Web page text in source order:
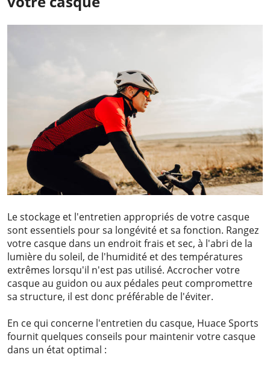
Le stockage et l'entretien appropriés de votre casque
sont essentiels pour sa longévité et sa fonction. Rangez
votre casque dans un endroit frais et sec, à l'abri de la
lumière du soleil, de l'humidité et des températures
extrêmes lorsqu'il n'est pas utilisé. Accrocher votre
casque au guidon ou aux pédales peut compromettre
sa structure, il est donc préférable de l'éviter.
En ce qui concerne l'entretien du casque, Huace Sports
fournit quelques conseils pour maintenir votre casque
dans un état optimal :